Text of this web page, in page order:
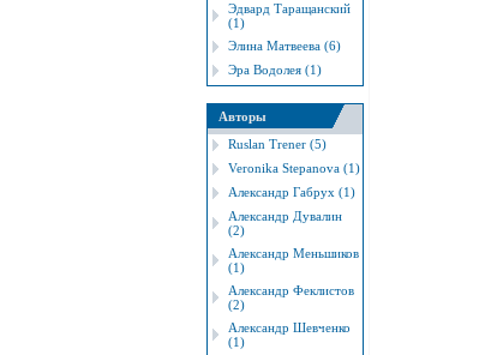
Эдвард Таращанский
(1)
Элина Матвеева (6)
Эра Водолея (1)
Авторы
Ruslan Trener (5)
Veronika Stepanova (1)
Александр Габрух (1)
Александр Дувалин
(2)
Александр Меньшиков
(1)
Александр Феклистов
(2)
Александр Шевченко
(1)